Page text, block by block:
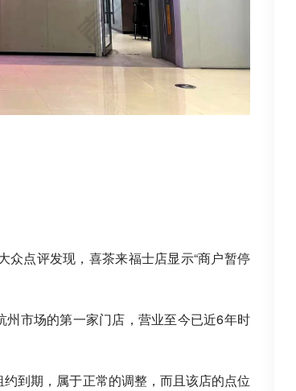
众点评发现，喜茶来福士店显示“商户暂停
市场的第一家门店，营业至今已近6年时
约到期，属于正常的调整，而且该店的点位